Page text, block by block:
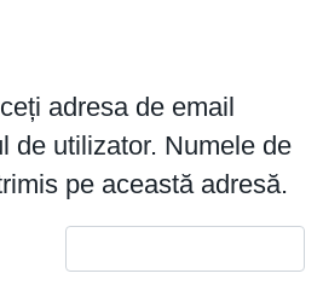
adresa de email
de utilizator. Numele de
pe această adresă.